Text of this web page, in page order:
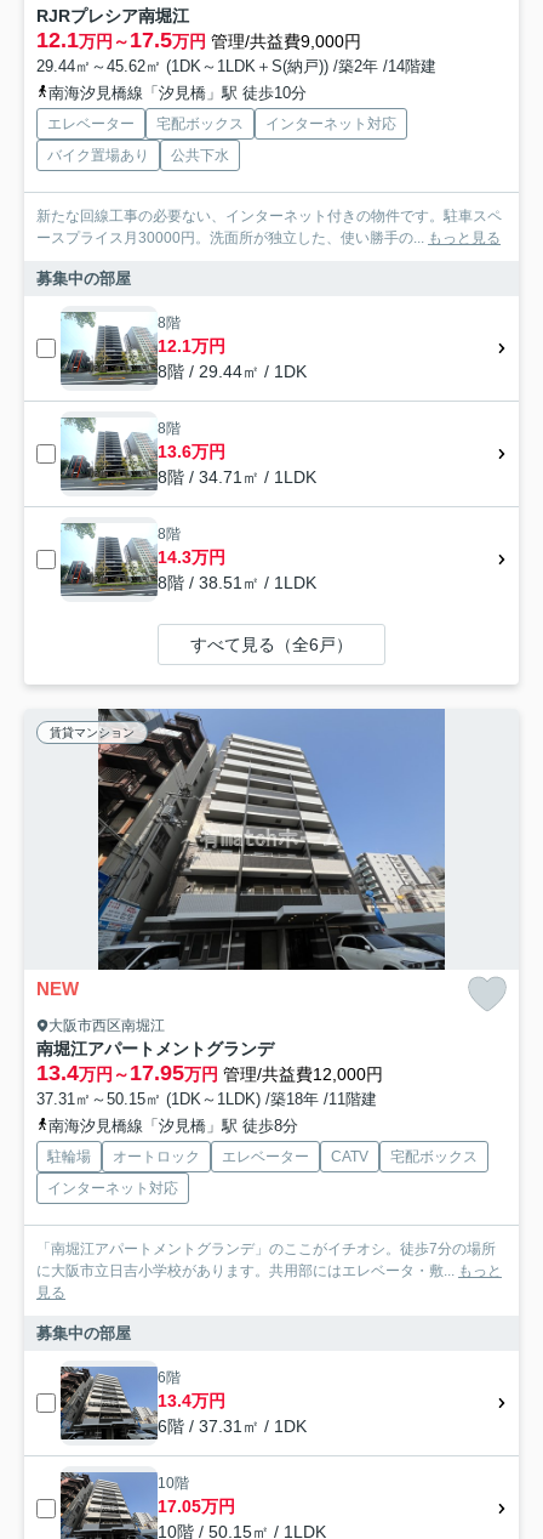
RJRプレシア南堀江
12.1万円～17.5万円 管理/共益費9,000円
29.44㎡～45.62㎡ (1DK～1LDK＋S(納戸)) /築2年 /14階建
南海汐見橋線「汐見橋」駅 徒歩10分
エレベーター 宅配ボックス
インターネット対応
バイク置場あり
公共下水
新たな回線工事の必要ない、インターネット付きの物件です。駐車スペ
ースプライス月30000円。洗面所が独立した、使い勝手の... もっと見る
募集中の部屋
8階
12.1万円
8階 / 29.44㎡ / 1DK
8階
13.6万円
8階 / 34.71㎡ / 1LDK
8階
14.3万円
8階 / 38.51㎡ / 1LDK
すべて見る（全6戸）
賃貸マンション
NEW
大阪市西区南堀江
南堀江アパートメントグランデ
13.4万円～17.95万円 管理/共益費12,000円
37.31㎡～50.15㎡ (1DK～1LDK) /築18年 /11階建
南海汐見橋線「汐見橋」駅 徒歩8分
駐輪場 オートロック エレベーター CATV
宅配ボックス
インターネット対応
「南堀江アパートメントグランデ」のここがイチオシ。徒歩7分の場所
に大阪市立日吉小学校があります。共用部にはエレベータ・敷... もっと
見る
募集中の部屋
6階
13.4万円
6階 / 37.31㎡ / 1DK
10階
17.05万円
10階 / 50.15㎡ / 1LDK